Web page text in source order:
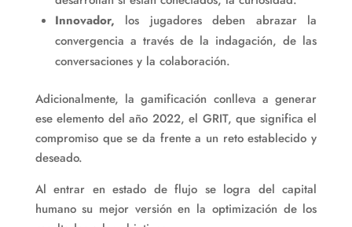
Innovador, los jugadores deben abrazar la
convergencia a través de la indagación, de las
conversaciones y la colaboración.
Adicionalmente, la gamificación conlleva a generar
ese elemento del año 2022, el GRIT, que significa el
compromiso que se da frente a un reto establecido y
deseado.
Al entrar en estado de flujo se logra del capital
humano su mejor versión en la optimización de los